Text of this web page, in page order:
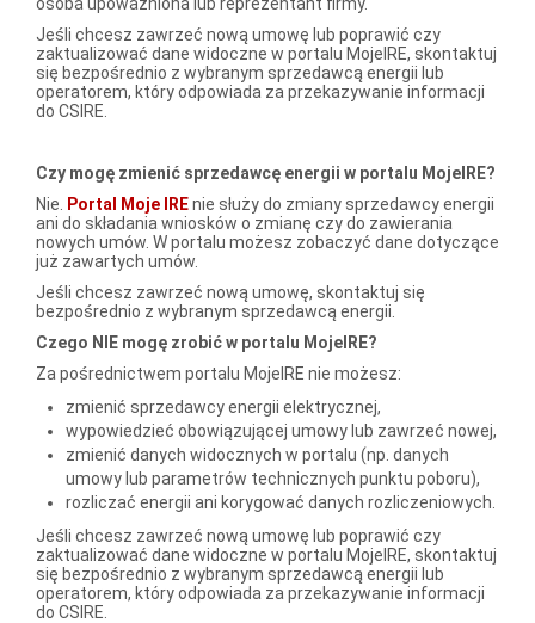
Jeśli chcesz zawrzeć nową umowę lub poprawić czy
zaktualizować dane widoczne w portalu MojeIRE, skontaktuj
się bezpośrednio z wybranym sprzedawcą energii lub
operatorem, który odpowiada za przekazywanie informacji
do CSIRE.
Czy mogę zmienić sprzedawcę energii w portalu MojeIRE?
Nie.
Portal Moje IREnie służy do zmiany sprzedawcy energii
ani do składania wniosków o zmianę czy do zawierania
nowych umów. W portalu możesz zobaczyć dane dotyczące
już zawartych umów.
Jeśli chcesz zawrzeć nową umowę, skontaktuj się
bezpośrednio z wybranym sprzedawcą energii.
Czego NIE mogę zrobić w portalu MojeIRE?
Za pośrednictwem portalu MojeIRE nie możesz:
zmienić sprzedawcy energii elektrycznej,
wypowiedzieć obowiązującej umowy lub zawrzeć nowej,
zmienić danych widocznych w portalu (np. danych
umowy lub parametrów technicznych punktu poboru),
rozliczać energii ani korygować danych rozliczeniowych.
Jeśli chcesz zawrzeć nową umowę lub poprawić czy
zaktualizować dane widoczne w portalu MojeIRE, skontaktuj
się bezpośrednio z wybranym sprzedawcą energii lub
operatorem, który odpowiada za przekazywanie informacji
do CSIRE.